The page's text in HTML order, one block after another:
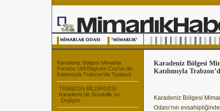
Karadeniz Bölgesi Mimarlar
Forumu UIA Başkanı Cox’un da
Katılımıyla Trabzon’da Toplandı
TRABZON BİLDİRGESİ:
Karadeniz’de Süreklilik ve
Değişim
Karadeniz Bölgesi
Katılımıyla
Karadeniz Bölgesi
Odası’nın